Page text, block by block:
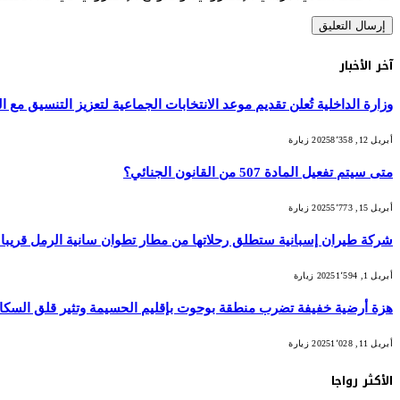
آخر الأخبار
وزارة الداخلية تُعلن تقديم موعد الانتخابات الجماعية لتعزيز التنسيق مع
أبريل 12, 2025 8٬358 زيارة
متى سيتم تفعيل المادة 507 من القانون الجنائي؟
أبريل 15, 2025 5٬773 زيارة
شركة طيران إسبانية ستطلق رحلاتها من مطار تطوان سانية الرمل قريبا
أبريل 1, 2025 1٬594 زيارة
هزة أرضية خفيفة تضرب منطقة بوحوت بإقليم الحسيمة وتثير قلق
أبريل 11, 2025 1٬028 زيارة
الأكثر رواجا